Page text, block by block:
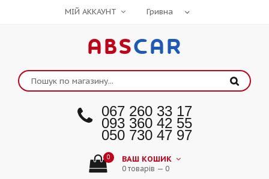
МІЙ АККАУНТ
ABSCAR
067 260 33 17
093 360 42 55
050 730 47 97
0 ВАШ КОШИК
0 товарів — 0